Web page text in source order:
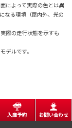
によって実際の色とは異
なる環境（屋内外、光の
際の走行状態を示すも
デルです。
入庫予約 お問い合わせ